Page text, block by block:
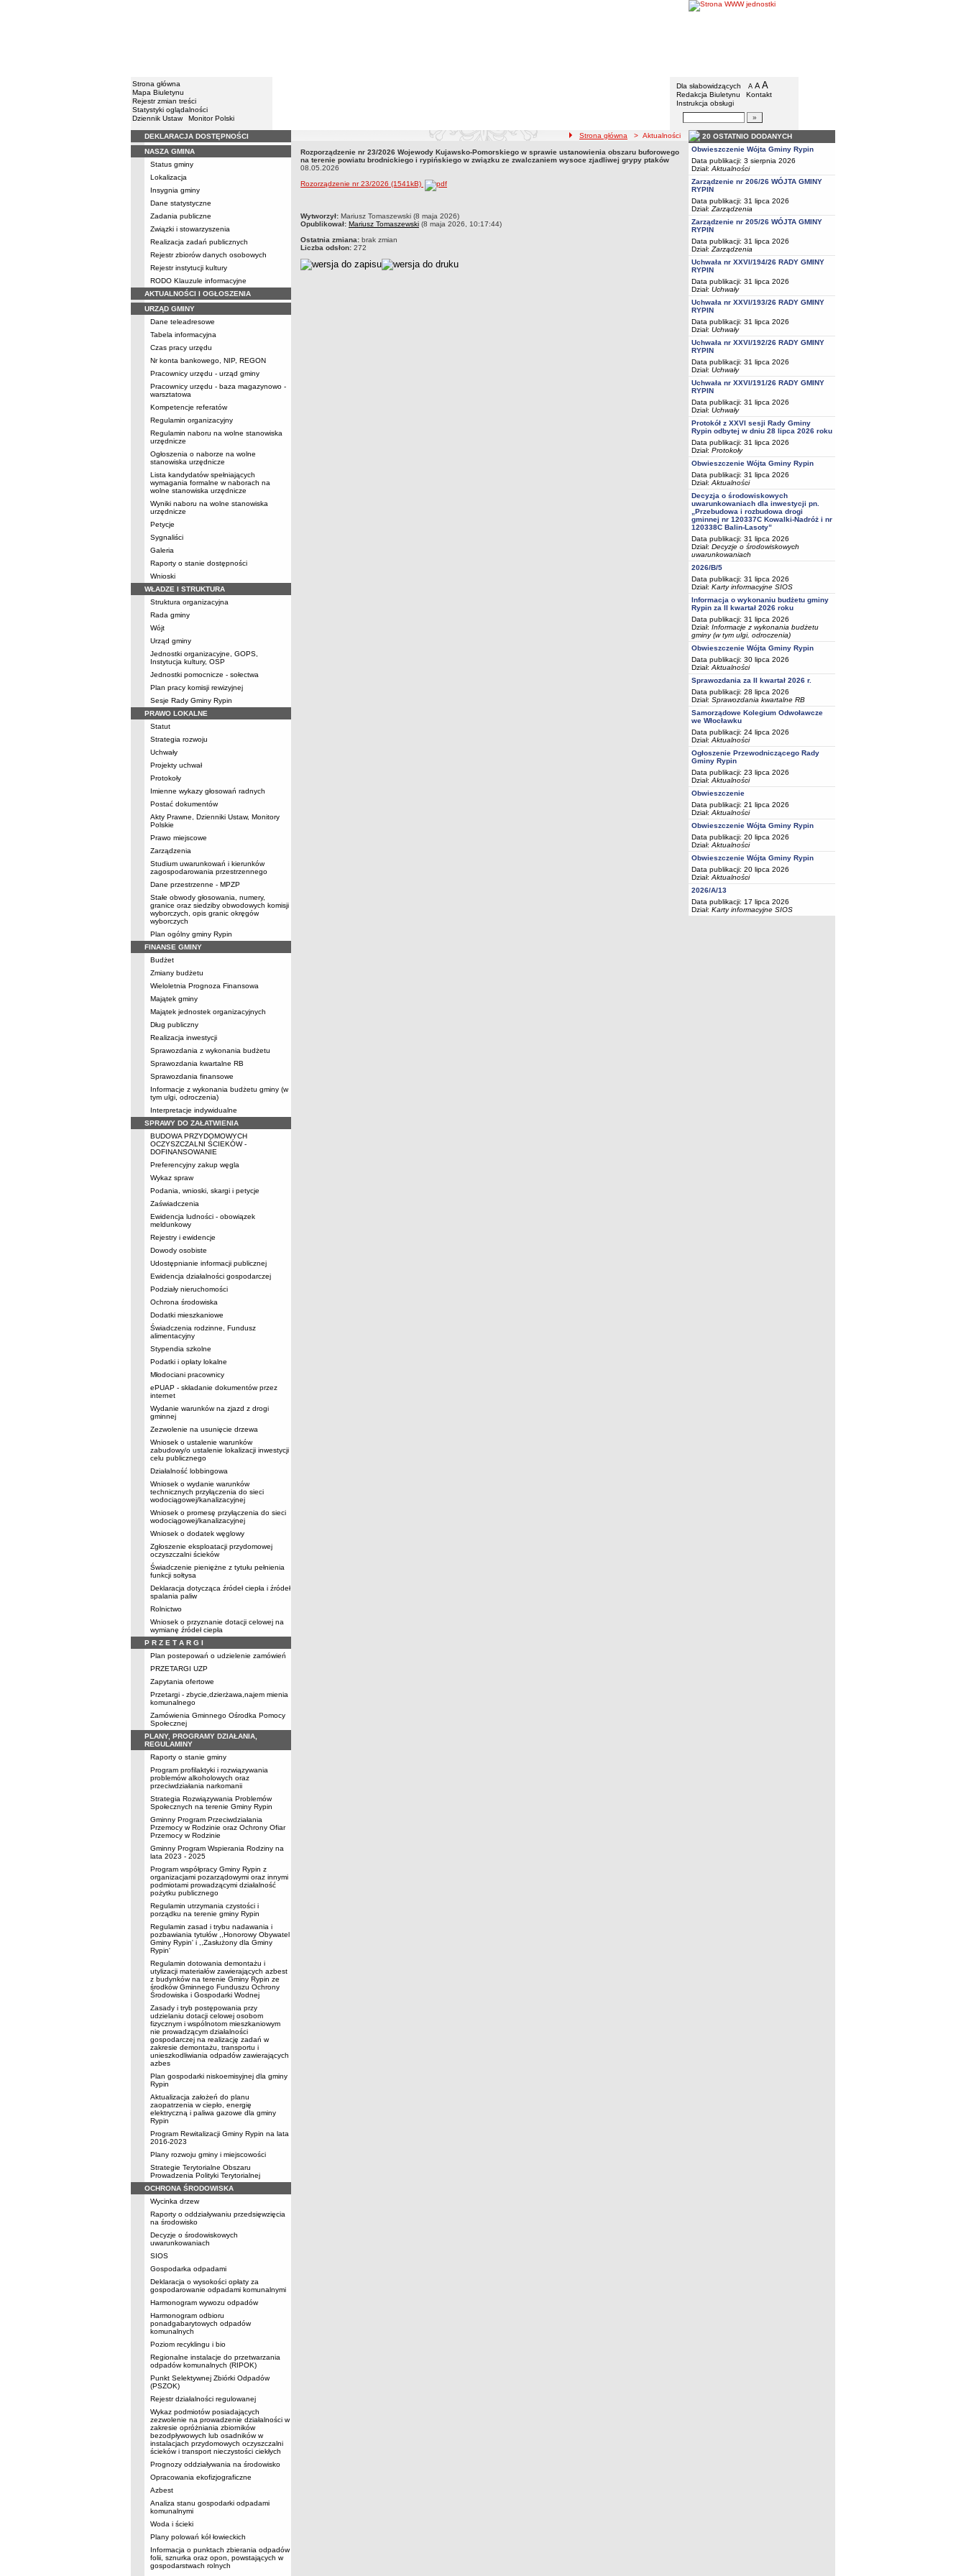
Strona główna
Mapa Biuletynu
Rejestr zmian treści
Statystyki oglądalności
Dziennik Ustaw
Monitor Polski
Gmina Rypin
Menu dodatkowe
Dla słabowidzących A pomniejsz czcionkę
A standardowy rozmiar czcionki
A
Redakcja Biuletynu
Kontakt
Instrukcja obsługi
Wyszukiwarka artykułów
Menu
DEKLARACJA DOSTĘPNOŚCI
NASZA GMINA
Status gminy
Lokalizacja
Insygnia gminy
Dane statystyczne
Zadania publiczne
Związki i stowarzyszenia
Realizacja zadań publicznych
Rejestr zbiorów danych osobowych
Rejestr instytucji kultury
RODO Klauzule informacyjne
AKTUALNOŚCI I OGŁOSZENIA
URZĄD GMINY
Dane teleadresowe
Tabela informacyjna
Czas pracy urzędu
Nr konta bankowego, NIP, REGON
Pracownicy urzędu - urząd gminy
Pracownicy urzędu - baza magazynowo -
warsztatowa
Kompetencje referatów
Regulamin organizacyjny
Regulamin naboru na wolne stanowiska
urzędnicze
Ogłoszenia o naborze na wolne
stanowiska urzędnicze
Lista kandydatów spełniających
wymagania formalne w naborach na
wolne stanowiska urzędnicze
Wyniki naboru na wolne stanowiska
urzędnicze
Petycje
Sygnaliści
Galeria
Raporty o stanie dostępności
Wnioski
WŁADZE I STRUKTURA
Struktura organizacyjna
Rada gminy
Wójt
Urząd gminy
Jednostki organizacyjne, GOPS,
Instytucja kultury, OSP
Jednostki pomocnicze - sołectwa
Plan pracy komisji rewizyjnej
Sesje Rady Gminy Rypin
PRAWO LOKALNE
Statut
Strategia rozwoju
Uchwały
Projekty uchwał
Protokoły
Imienne wykazy głosowań radnych
Postać dokumentów
Akty Prawne, Dzienniki Ustaw, Monitory
Polskie
Prawo miejscowe
Zarządzenia
Studium uwarunkowań i kierunków
zagospodarowania przestrzennego
Dane przestrzenne - MPZP
Stałe obwody głosowania, numery,
granice oraz siedziby obwodowych komisji
wyborczych, opis granic okręgów
wyborczych
Plan ogólny gminy Rypin
FINANSE GMINY
Budżet
Zmiany budżetu
Wieloletnia Prognoza Finansowa
Majątek gminy
Majątek jednostek organizacyjnych
Dług publiczny
Realizacja inwestycji
Sprawozdania z wykonania budżetu
Sprawozdania kwartalne RB
Sprawozdania finansowe
Informacje z wykonania budżetu gminy (w
tym ulgi, odroczenia)
Interpretacje indywidualne
SPRAWY DO ZAŁATWIENIA
BUDOWA PRZYDOMOWYCH
OCZYSZCZALNI ŚCIEKÓW -
DOFINANSOWANIE
Preferencyjny zakup węgla
Wykaz spraw
Podania, wnioski, skargi i petycje
Zaświadczenia
Ewidencja ludności - obowiązek
meldunkowy
Rejestry i ewidencje
Dowody osobiste
Udostępnianie informacji publicznej
Ewidencja działalności gospodarczej
Podziały nieruchomości
Ochrona środowiska
Dodatki mieszkaniowe
Świadczenia rodzinne, Fundusz
alimentacyjny
Stypendia szkolne
Podatki i opłaty lokalne
Młodociani pracownicy
ePUAP - składanie dokumentów przez
internet
Wydanie warunków na zjazd z drogi
gminnej
Zezwolenie na usunięcie drzewa
Wniosek o ustalenie warunków
zabudowy/o ustalenie lokalizacji inwestycji
celu publicznego
Działalność lobbingowa
Wniosek o wydanie warunków
technicznych przyłączenia do sieci
wodociągowej/kanalizacyjnej
Wniosek o promesę przyłączenia do sieci
wodociągowej/kanalizacyjnej
Wniosek o dodatek węglowy
Zgłoszenie eksploatacji przydomowej
oczyszczalni ścieków
Świadczenie pieniężne z tytułu pełnienia
funkcji sołtysa
Deklaracja dotycząca źródeł ciepła i źródeł
spalania paliw
Rolnictwo
Wniosek o przyznanie dotacji celowej na
wymianę źródeł ciepła
P R Z E T A R G I
Plan postepowań o udzielenie zamówień
PRZETARGI UZP
Zapytania ofertowe
Przetargi - zbycie,dzierżawa,najem mienia
komunalnego
Zamówienia Gminnego Ośrodka Pomocy
Społecznej
PLANY, PROGRAMY DZIAŁANIA,
REGULAMINY
Raporty o stanie gminy
Program profilaktyki i rozwiązywania
problemów alkoholowych oraz
przeciwdziałania narkomanii
Strategia Rozwiązywania Problemów
Społecznych na terenie Gminy Rypin
Gminny Program Przeciwdziałania
Przemocy w Rodzinie oraz Ochrony Ofiar
Przemocy w Rodzinie
Gminny Program Wspierania Rodziny na
lata 2023 - 2025
Program współpracy Gminy Rypin z
organizacjami pozarządowymi oraz innymi
podmiotami prowadzącymi działalność
pożytku publicznego
Regulamin utrzymania czystości i
porządku na terenie gminy Rypin
Regulamin zasad i trybu nadawania i
pozbawiania tytułów ,,Honorowy Obywatel
Gminy Rypin' i ,,Zasłużony dla Gminy
Rypin'
Regulamin dotowania demontażu i
utylizacji materiałów zawierających azbest
z budynków na terenie Gminy Rypin ze
środków Gminnego Funduszu Ochrony
Środowiska i Gospodarki Wodnej
Zasady i tryb postępowania przy
udzielaniu dotacji celowej osobom
fizycznym i wspólnotom mieszkaniowym
nie prowadzącym działalności
gospodarczej na realizację zadań w
zakresie demontażu, transportu i
unieszkodliwiania odpadów zawierających
azbes
Plan gospodarki niskoemisyjnej dla gminy
Rypin
Aktualizacja założeń do planu
zaopatrzenia w ciepło, energię
elektryczną i paliwa gazowe dla gminy
Rypin
Program Rewitalizacji Gminy Rypin na lata
2016-2023
Plany rozwoju gminy i miejscowości
Strategie Terytorialne Obszaru
Prowadzenia Polityki Terytorialnej
OCHRONA ŚRODOWISKA
Wycinka drzew
Raporty o oddziaływaniu przedsięwzięcia
na środowisko
Decyzje o środowiskowych
uwarunkowaniach
SIOS
Gospodarka odpadami
Deklaracja o wysokości opłaty za
gospodarowanie odpadami komunalnymi
Harmonogram wywozu odpadów
Harmonogram odbioru
ponadgabarytowych odpadów
komunalnych
Poziom recyklingu i bio
Regionalne instalacje do przetwarzania
odpadów komunalnych (RIPOK)
Punkt Selektywnej Zbiórki Odpadów
(PSZOK)
Rejestr działalności regulowanej
Wykaz podmiotów posiadających
zezwolenie na prowadzenie działalności w
zakresie opróżniania zbiorników
bezodpływowych lub osadników w
instalacjach przydomowych oczyszczalni
ścieków i transport nieczystości ciekłych
Prognozy oddziaływania na środowisko
Opracowania ekofizjograficzne
Azbest
Analiza stanu gospodarki odpadami
komunalnymi
Woda i ścieki
Plany polowań kół łowieckich
Informacja o punktach zbierania odpadów
folii, sznurka oraz opon, powstających w
gospodarstwach rolnych
ścieżka nawigacji
Strona główna > Aktualności
Rozporządzenie nr 23/2026 Wojewody Kujawsko-Pomorskiego w sprawie ustanowienia obszaru buforowego na terenie powiatu brodnickiego i rypińskiego w związku ze
zwalczaniem wysoce zjadliwej grypy ptaków08.05.2026
Rozporządzenie nr 23/2026 Wojewody Kujawsko-Pomorskiego w sprawie ustanowienia obszaru buforowego
na terenie powiatu brodnickiego i rypińskiego w związku ze zwalczaniem wysoce zjadliwej grypy ptaków
08.05.2026
Rozorządzenie nr 23/2026 (1541kB)
metryczka
Wytworzył: Mariusz Tomaszewski (8 maja 2026)
Opublikował: Mariusz Tomaszewski (8 maja 2026, 10:17:44)
Ostatnia zmiana: brak zmian
Liczba odsłon: 272
20 OSTATNIO DODANYCH
Obwieszczenie Wójta Gminy Rypin
Data publikacji: 3 sierpnia 2026
Dział: Aktualności
Zarządzenie nr 206/26 WÓJTA GMINY
RYPIN
Data publikacji: 31 lipca 2026
Dział: Zarządzenia
Zarządzenie nr 205/26 WÓJTA GMINY
RYPIN
Data publikacji: 31 lipca 2026
Dział: Zarządzenia
Uchwała nr XXVI/194/26 RADY GMINY
RYPIN
Data publikacji: 31 lipca 2026
Dział: Uchwały
Uchwała nr XXVI/193/26 RADY GMINY
RYPIN
Data publikacji: 31 lipca 2026
Dział: Uchwały
Uchwała nr XXVI/192/26 RADY GMINY
RYPIN
Data publikacji: 31 lipca 2026
Dział: Uchwały
Uchwała nr XXVI/191/26 RADY GMINY
RYPIN
Data publikacji: 31 lipca 2026
Dział: Uchwały
Protokół z XXVI sesji Rady Gminy
Rypin odbytej w dniu 28 lipca 2026 roku
Data publikacji: 31 lipca 2026
Dział: Protokoły
Obwieszczenie Wójta Gminy Rypin
Data publikacji: 31 lipca 2026
Dział: Aktualności
Decyzja o środowiskowych
uwarunkowaniach dla inwestycji pn.
„Przebudowa i rozbudowa drogi
gminnej nr 120337C Kowalki-Nadróż i nr
120338C Balin-Lasoty”
Data publikacji: 31 lipca 2026
Dział: Decyzje o środowiskowych
uwarunkowaniach
2026/B/5
Data publikacji: 31 lipca 2026
Dział: Karty informacyjne SIOS
Informacja o wykonaniu budżetu gminy
Rypin za II kwartał 2026 roku
Data publikacji: 31 lipca 2026
Dział: Informacje z wykonania budżetu
gminy (w tym ulgi, odroczenia)
Obwieszczenie Wójta Gminy Rypin
Data publikacji: 30 lipca 2026
Dział: Aktualności
Sprawozdania za II kwartał 2026 r.
Data publikacji: 28 lipca 2026
Dział: Sprawozdania kwartalne RB
Samorządowe Kolegium Odwoławcze
we Włocławku
Data publikacji: 24 lipca 2026
Dział: Aktualności
Ogłoszenie Przewodniczącego Rady
Gminy Rypin
Data publikacji: 23 lipca 2026
Dział: Aktualności
Obwieszczenie
Data publikacji: 21 lipca 2026
Dział: Aktualności
Obwieszczenie Wójta Gminy Rypin
Data publikacji: 20 lipca 2026
Dział: Aktualności
Obwieszczenie Wójta Gminy Rypin
Data publikacji: 20 lipca 2026
Dział: Aktualności
2026/A/13
Data publikacji: 17 lipca 2026
Dział: Karty informacyjne SIOS